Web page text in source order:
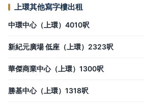
上環其他寫字樓出租
中環中心（上環）4010呎
新紀元廣場 低座（上環）2323呎
華傑商業中心（上環）1300呎
勝基中心（上環）1318呎